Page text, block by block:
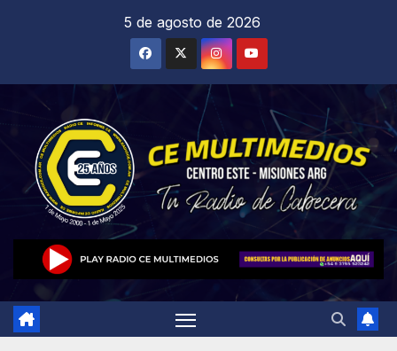
5 de agosto de 2026